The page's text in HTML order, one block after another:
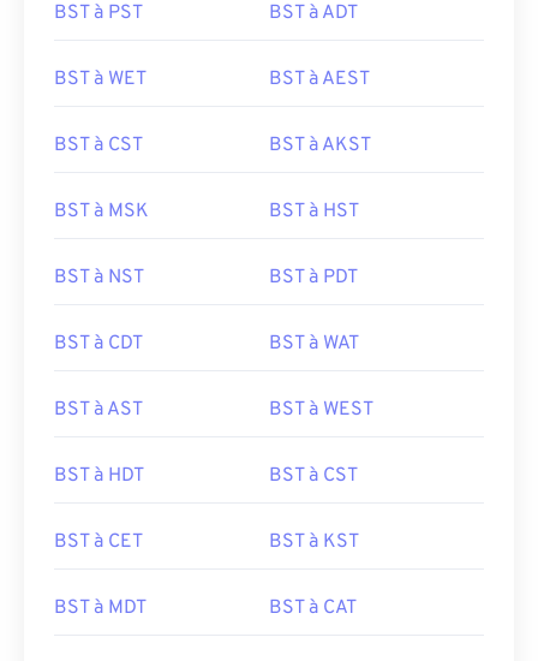
BST à PST BST à ADT
BST à WET BST à AEST
BST à CST BST à AKST
BST à MSK BST à HST
BST à NST BST à PDT
BST à CDT BST à WAT
BST à AST BST à WEST
BST à HDT BST à CST
BST à CET BST à KST
BST à MDT BST à CAT